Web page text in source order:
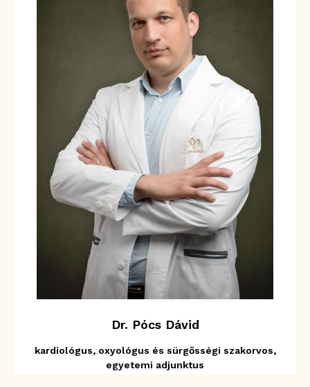
Dr. Pócs Dávid
kardiológus, oxyológus és sürgősségi szakorvos,
egyetemi adjunktus